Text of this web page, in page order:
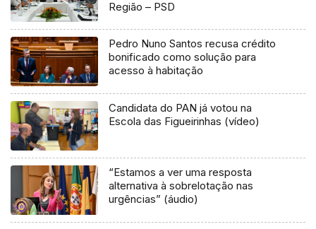
Região – PSD
Pedro Nuno Santos recusa crédito
bonificado como solução para
acesso à habitação
Candidata do PAN já votou na
Escola das Figueirinhas (vídeo)
“Estamos a ver uma resposta
alternativa à sobrelotação nas
urgências” (áudio)